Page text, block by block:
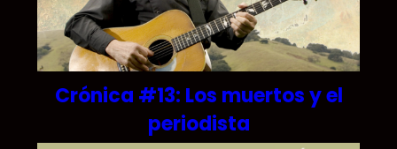
Crónica #13: Los muertos y el
periodista